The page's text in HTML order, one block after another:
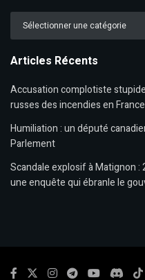
Catégories
Articles Récents
Accusation complotiste
russes des incendies en
Humiliation : un député
Parlement
Scandale explosif à Matignon
une enquête qui ébranle le